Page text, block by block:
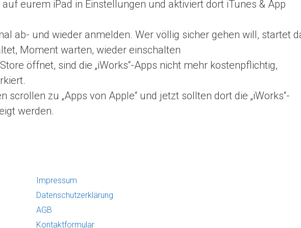
auf eurem iPad in Einstellungen und aktiviert dort iTunes & App
ab- und wieder anmelden. Wer völlig sicher gehen will, startet
Moment warten, wieder einschalten
öffnet, sind die „iWorks“-Apps nicht mehr kostenpflichtig,
scrollen zu „Apps von Apple“ und jetzt sollten dort die „iWorks“-
werden.
Impressum
Datenschutzerklärung
AGB
Kontaktformular